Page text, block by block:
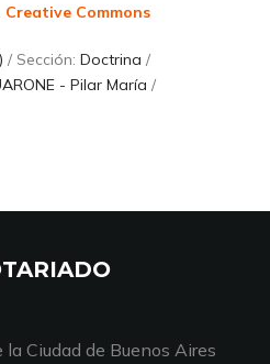
Creative Commons
/ Sección:Doctrina /
- Pilar María /
Ciudad de Buenos Aires